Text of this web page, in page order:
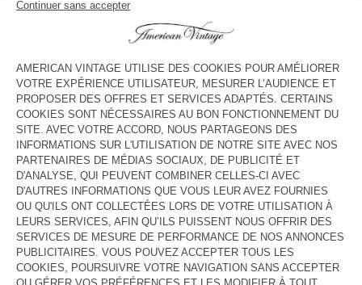
Livraison estiméeentre le mercredi 12 août et le vendredi 14
août
VOIR LA DISPONIBILITE EN MAGASIN
VOIR LE LOOK
DESCRIPTION